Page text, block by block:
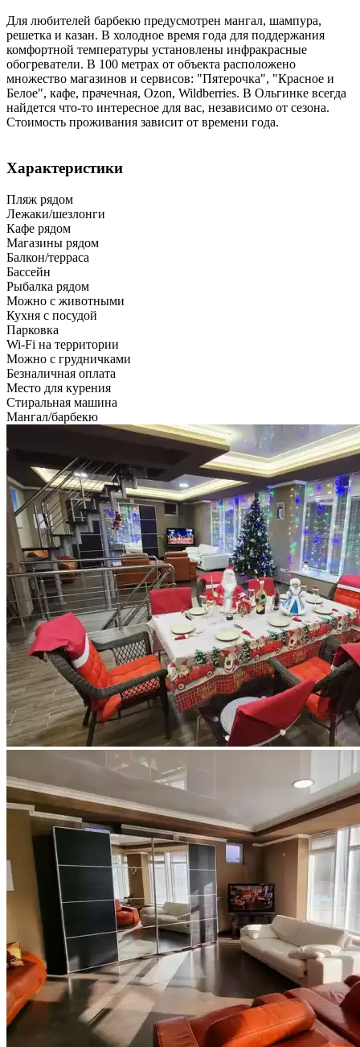
Для любителей барбекю предусмотрен мангал, шампура,
решетка и казан. В холодное время года для поддержания
комфортной температуры установлены инфракрасные
обогреватели. В 100 метрах от объекта расположено
множество магазинов и сервисов: "Пятерочка", "Красное и
Белое", кафе, прачечная, Ozon, Wildberries. В Ольгинке всегда
найдется что-то интересное для вас, независимо от сезона.
Стоимость проживания зависит от времени года.
Характеристики
Пляж рядом
Лежаки/шезлонги
Кафе рядом
Магазины рядом
Балкон/терраса
Бассейн
Рыбалка рядом
Можно с животными
Кухня с посудой
Парковка
Wi-Fi на территории
Можно с грудничками
Безналичная оплата
Место для курения
Стиральная машина
Мангал/барбекю